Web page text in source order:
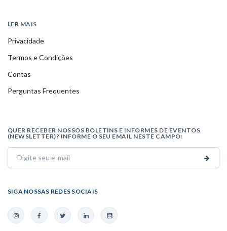
LER MAIS
Privacidade
Termos e Condições
Contas
Perguntas Frequentes
QUER RECEBER NOSSOS BOLETINS E INFORMES DE EVENTOS
(NEWSLETTER)? INFORME O SEU EMAIL NESTE CAMPO:
SIGA NOSSAS REDES SOCIAIS